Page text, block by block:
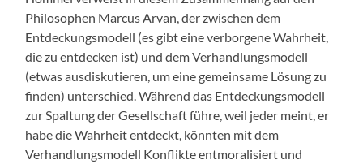
Philosophen Marcus Arvan, der zwischen dem
Entdeckungsmodell (es gibt eine verborgene Wahrheit,
die zu entdecken ist) und dem Verhandlungsmodell
(etwas ausdiskutieren, um eine gemeinsame Lösung zu
finden) unterschied. Während das Entdeckungsmodell
zur Spaltung der Gesellschaft führe, weil jeder meint, er
habe die Wahrheit entdeckt, könnten mit dem
Verhandlungsmodell Konflikte entmoralisiert und